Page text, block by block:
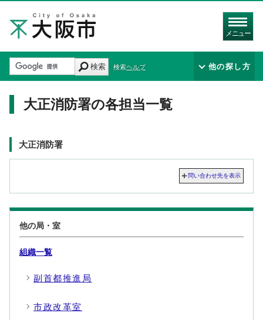
メニュー
検索 検索ヘルプ 他の探し方
大正消防署の各担当一覧
消防局の配下の組織
大正消防署
問い合わせ先を表示
他の局・室
組織一覧
副首都推進局
市政改革室